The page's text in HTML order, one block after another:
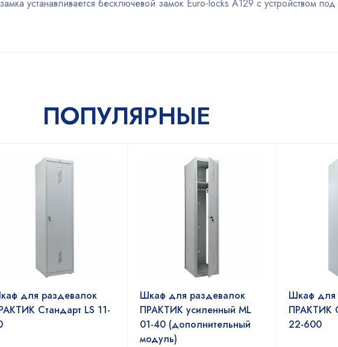
устанавливается бесключевой замок Euro-locks A129 с устройством
ПОПУЛЯРНЫЕ
для раздевалок
Стандарт LS 11-
Шкаф для раздевалок
ПРАКТИК усиленный ML
01-40 (дополнительный
модуль)
Шкаф для
ПРАКТИК
22-600